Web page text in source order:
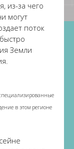
из-за чего
могут
поток
Земли
в этом регионе